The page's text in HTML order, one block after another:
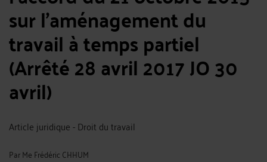
sur l'aménagement du
travail à temps partiel
(Arrêté 28 avril 2017 JO 30
avril)
Article juridique - Droit du travail
ParMe Frédéric CHHUM